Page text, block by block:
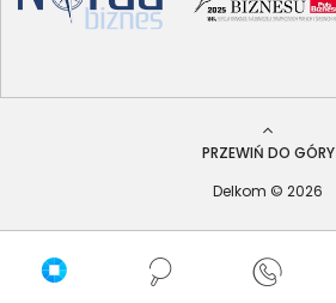
PRZEWIŃ DO GÓRY
Delkom © 2026